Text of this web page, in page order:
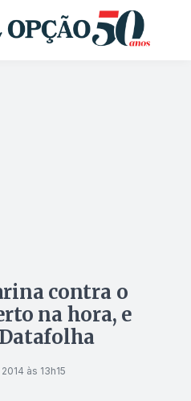
contra o
na hora, e
às 13h15